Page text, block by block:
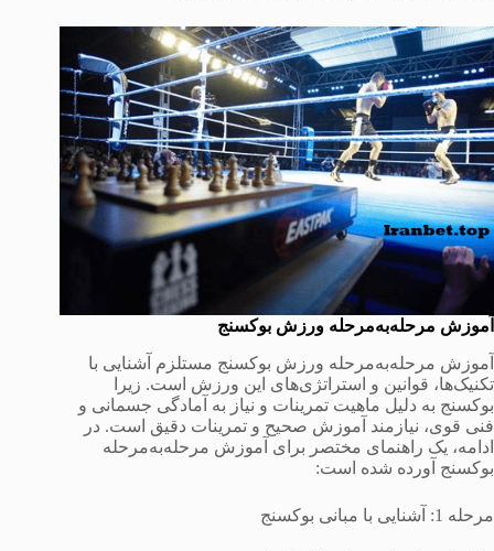
آموزش مرحله‌به‌مرحله ورزش بوکسنج
آموزش مرحله‌به‌مرحله ورزش بوکسنج مستلزم آشنایی با
تکنیک‌ها، قوانین و استراتژی‌های این ورزش است. زیرا
بوکسنج به دلیل ماهیت تمرینات و نیاز به آمادگی جسمانی و
فنی قوی، نیازمند آموزش صحیح و تمرینات دقیق است. در
ادامه، یک راهنمای مختصر برای آموزش مرحله‌به‌مرحله
بوکسنج آورده شده است:
مرحله 1: آشنایی با مبانی بوکسنج